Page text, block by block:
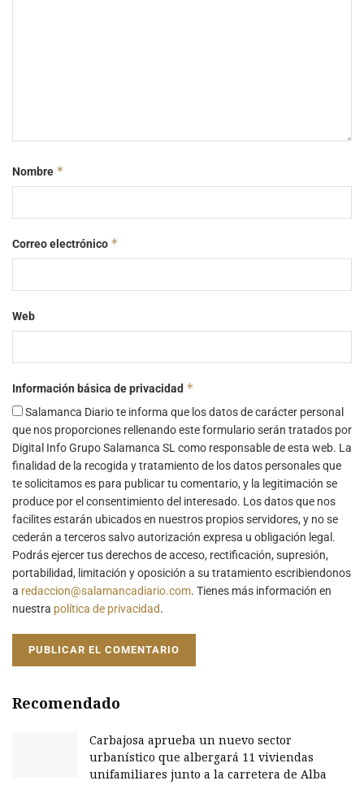
Nombre *
Correo electrónico *
Web
Información básica de privacidad *
Salamanca Diario te informa que los datos de carácter personal
que nos proporciones rellenando este formulario serán tratados por
Digital Info Grupo Salamanca SL como responsable de esta web. La
finalidad de la recogida y tratamiento de los datos personales que
te solicitamos es para publicar tu comentario, y la legitimación se
produce por el consentimiento del interesado. Los datos que nos
facilites estarán ubicados en nuestros propios servidores, y no se
cederán a terceros salvo autorización expresa u obligación legal.
Podrás ejercer tus derechos de acceso, rectificación, supresión,
portabilidad, limitación y oposición a su tratamiento escribiendonos
a redaccion@salamancadiario.com. Tienes más información en
nuestra política de privacidad.
Recomendado
Carbajosa aprueba un nuevo sector
urbanístico que albergará 11 viviendas
unifamiliares junto a la carretera de Alba